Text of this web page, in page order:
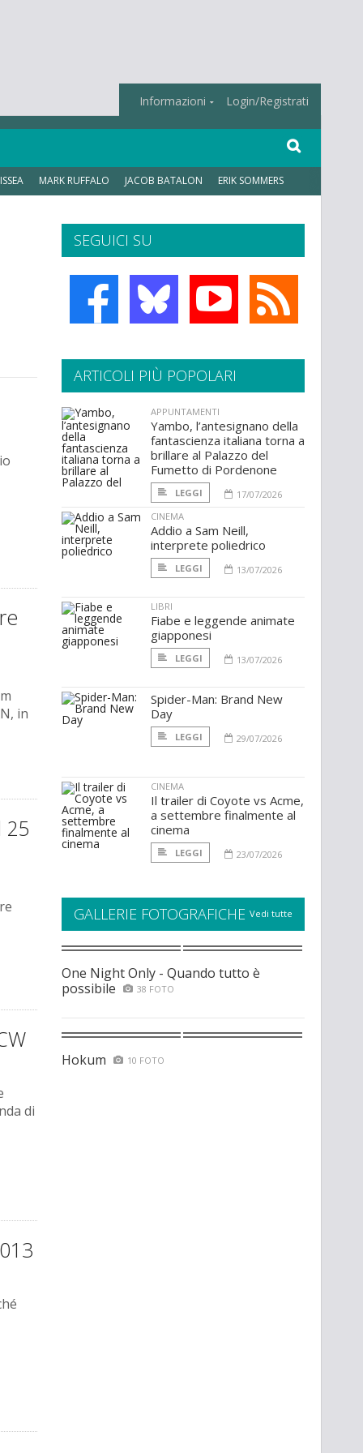
Informazioni Login/Registrati
MARK RUFFALO JACOB BATALON ERIK SOMMERS
in
25
di
SEGUICI SU
ARTICOLI PIÙ POPOLARI
APPUNTAMENTI
Yambo, l’antesignano della
fantascienza italiana torna a
brillare al Palazzo del
Fumetto di Pordenone
LEGGI
17/07/2026
CINEMA
Addio a Sam Neill,
interprete poliedrico
LEGGI 13/07/2026
LIBRI
Fiabe e leggende animate
giapponesi
LEGGI 13/07/2026
Spider-Man: Brand New
Day
LEGGI 29/07/2026
CINEMA
Il trailer di Coyote vs Acme,
a settembre finalmente al
cinema
LEGGI 23/07/2026
GALLERIE FOTOGRAFICHE Vedi tutte
One Night Only - Quando tutto è
possibile
38 FOTO
Hokum 10 FOTO